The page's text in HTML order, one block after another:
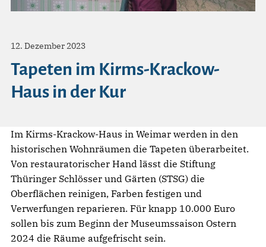
12. Dezember 2023
Tapeten im Kirms-Krackow-
Haus in der Kur
Im Kirms-Krackow-Haus in Weimar werden in den
historischen Wohnräumen die Tapeten überarbeitet.
Von restauratorischer Hand lässt die Stiftung
Thüringer Schlösser und Gärten (STSG) die
Oberflächen reinigen, Farben festigen und
Verwerfungen reparieren. Für knapp 10.000 Euro
sollen bis zum Beginn der Museumssaison Ostern
2024 die Räume aufgefrischt sein.